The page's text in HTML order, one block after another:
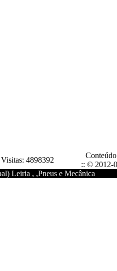
4898392
:: © 2012-
Leiria , ,Pneus e Mecânica